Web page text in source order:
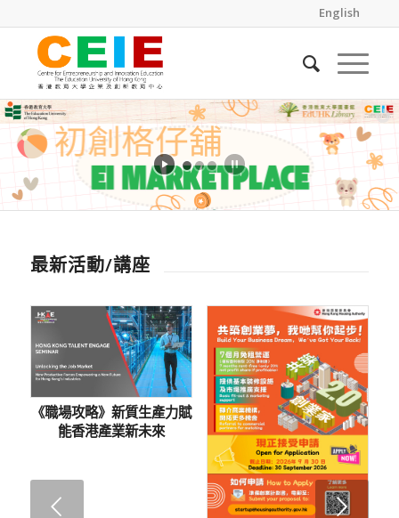
English
最新活動/講座
《職場攻略》新質生產力賦
能香港產業新未來